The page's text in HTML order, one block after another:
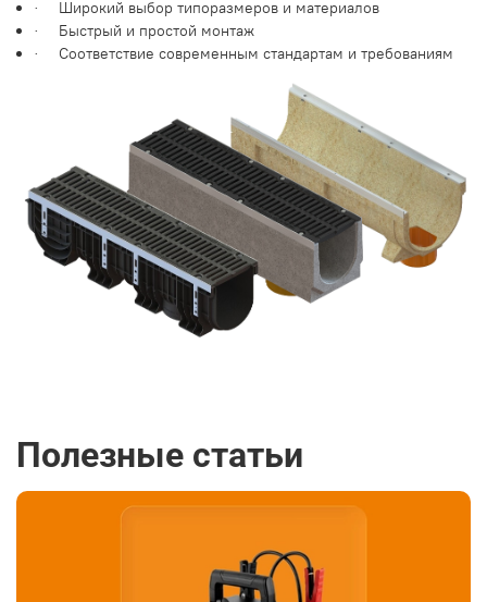
· Широкий выбор типоразмеров и материалов
· Быстрый и простой монтаж
· Соответствие современным стандартам и требованиям
Полезные статьи